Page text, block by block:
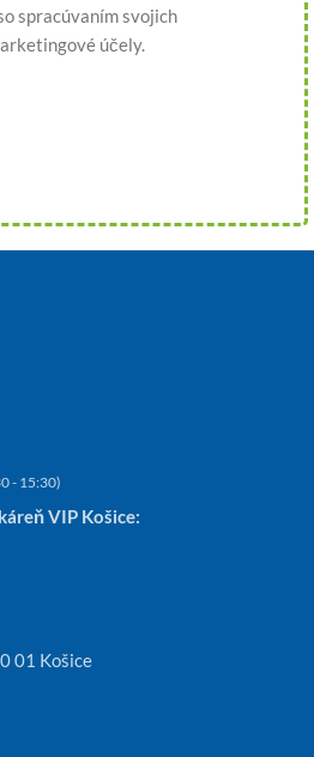
spracúvaním svojich
účely.
- 15:30)
VIP Košice:
01 Košice